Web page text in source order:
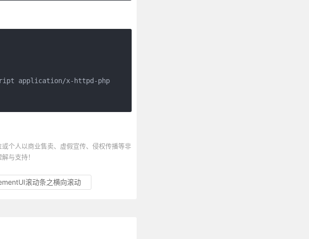
application/x-httpd-php
个人以商业售卖、虚假宣传、侵权传播等非
与支持！
滚动条之横向滚动